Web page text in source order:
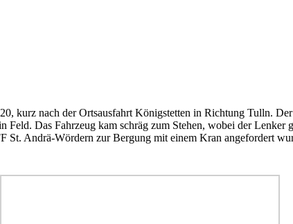
kurz nach der Ortsausfahrt Königstetten in Richtung Tulln.
Feld. Das Fahrzeug kam schräg zum Stehen, wobei der
St. Andrä-Wördern zur Bergung mit einem Kran angefordert